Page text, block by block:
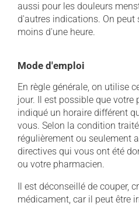
aussi pour les douleurs
d'autres indications. On peut
moins d'une heure.
Mode d'emploi
En règle générale, on utilise
jour. Il est possible que
indiqué un horaire différent
vous. Selon la condition
régulièrement ou seulement
directives qui vous ont été
ou votre pharmacien.
Il est déconseillé de couper,
médicament, car il peut être